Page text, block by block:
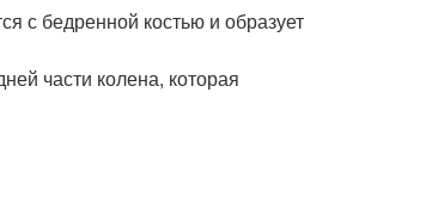
с бедренной костью и образует
части колена, которая